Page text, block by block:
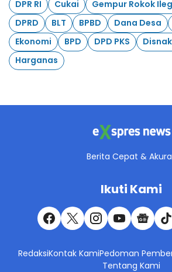
DPR RI Cukai Gempur Rokok
DPRD
BLT BPBD Dana Desa
Ekonomi
BPD DPD PKS
Harganas
Berita Cepat &
Ikuti Kami
RedaksiKontak KamiPedoman
Tentang Kami